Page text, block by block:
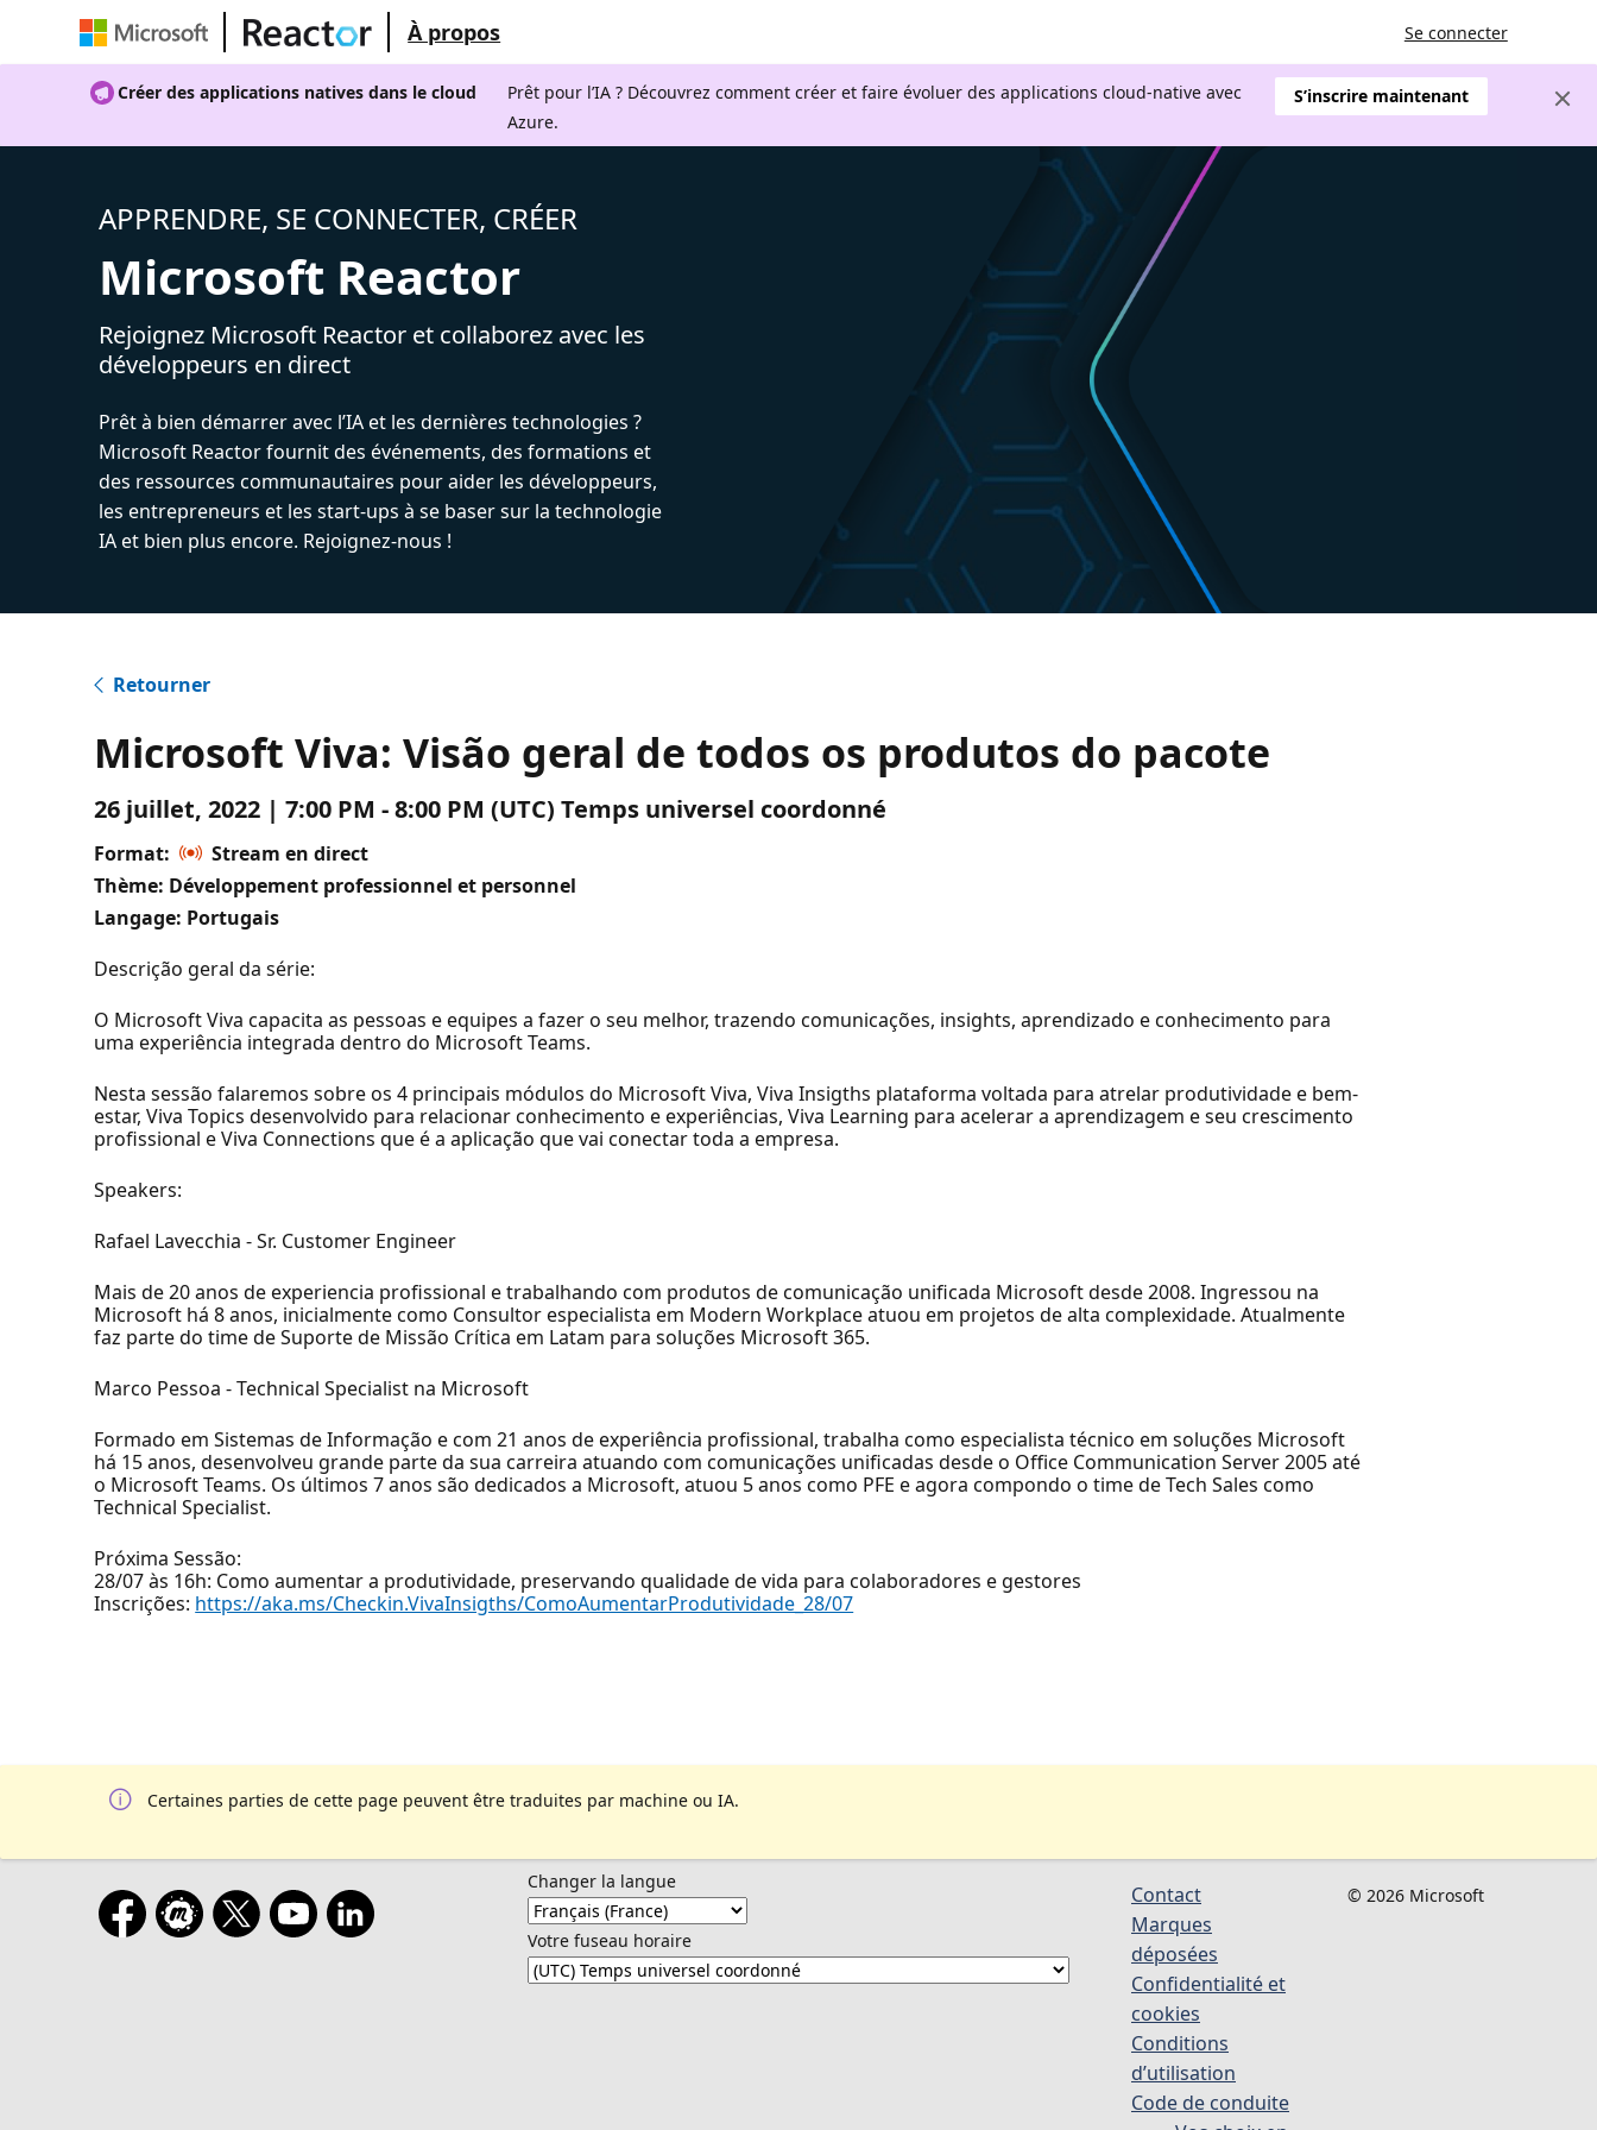
À propos Se connecter
Créer des applications natives dans le cloud
Prêt pour l’IA ? Découvrez comment créer et faire évoluer des applications cloud-native avec
Azure.
S’inscrire maintenant
APPRENDRE, SE CONNECTER, CRÉER
Microsoft Reactor
Rejoignez Microsoft Reactor et collaborez avec les
développeurs en direct
Prêt à bien démarrer avec l’IA et les dernières technologies ?
Microsoft Reactor fournit des événements, des formations et
des ressources communautaires pour aider les développeurs,
les entrepreneurs et les start-ups à se baser sur la technologie
IA et bien plus encore. Rejoignez-nous !
Retourner
Microsoft Viva: Visão geral de todos os produtos do pacote
26 juillet, 2022 | 7:00 PM - 8:00 PM (UTC) Temps universel coordonné
Format:
Stream en direct
Thème: Développement professionnel et personnel
Langage: Portugais
Descrição geral da série:
O Microsoft Viva capacita as pessoas e equipes a fazer o seu melhor, trazendo comunicações, insights, aprendizado e conhecimento para
uma experiência integrada dentro do Microsoft Teams.
Nesta sessão falaremos sobre os 4 principais módulos do Microsoft Viva, Viva Insigths plataforma voltada para atrelar produtividade e bem-
estar, Viva Topics desenvolvido para relacionar conhecimento e experiências, Viva Learning para acelerar a aprendizagem e seu crescimento
profissional e Viva Connections que é a aplicação que vai conectar toda a empresa.
Speakers:
Rafael Lavecchia - Sr. Customer Engineer
Mais de 20 anos de experiencia profissional e trabalhando com produtos de comunicação unificada Microsoft desde 2008. Ingressou na
Microsoft há 8 anos, inicialmente como Consultor especialista em Modern Workplace atuou em projetos de alta complexidade. Atualmente
faz parte do time de Suporte de Missão Crítica em Latam para soluções Microsoft 365.
Marco Pessoa - Technical Specialist na Microsoft
Formado em Sistemas de Informação e com 21 anos de experiência profissional, trabalha como especialista técnico em soluções Microsoft
há 15 anos, desenvolveu grande parte da sua carreira atuando com comunicações unificadas desde o Office Communication Server 2005 até
o Microsoft Teams. Os últimos 7 anos são dedicados a Microsoft, atuou 5 anos como PFE e agora compondo o time de Tech Sales como
Technical Specialist.
Próxima Sessão:
28/07 às 16h: Como aumentar a produtividade, preservando qualidade de vida para colaboradores e gestores
Inscrições: https://aka.ms/Checkin.VivaInsigths/ComoAumentarProdutividade_28/07
Certaines parties de cette page peuvent être traduites par machine ou IA.
Changer la langue
Votre fuseau horaire
Contact
Marques
déposées
Confidentialité et
cookies
Conditions
d’utilisation
Code de conduite
© 2026 Microsoft